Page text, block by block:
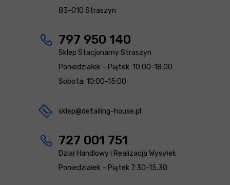
83-010 Straszyn
797 950 140
Sklep Stacjonarny Straszyn
Poniedziałek – Piątek: 10:00-18:00
Sobota: 10:00-15:00
sklep@detailing-house.pl
727 001 751
Dział Handlowy i Realizacja Wysyłek
Poniedziałek – Piątek 7:30-15.30